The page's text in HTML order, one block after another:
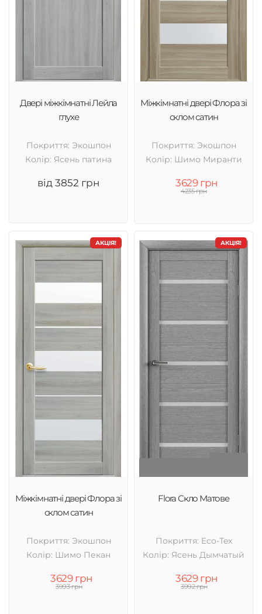
Двері міжкімнатні Лейла
глухе
Покриття: Экошпон
Колір: Ясень патина
від 3852 грн
Міжкімнатні двері Флора зі
склом сатин
Покриття: Экошпон
Колір: Шимо Миранти
3629 грн
4235 грн
АКЦІЯ!
Міжкімнатні двері Флора зі
склом сатин
Покриття: Экошпон
Колір: Шимо Пекан
3629 грн
3993 грн
АКЦІЯ!
Flora Скло Матове
Покриття: Eco-Tex
Колір: Ясень Дымчатый
3629 грн
3992 грн